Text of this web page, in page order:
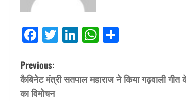
Facebook
Twitter
LinkedIn
WhatsApp
P
o
Previous:
कैबिनेट मंत्री सतपाल महाराज ने किया गढ़वाली गीत के
का विमोचन